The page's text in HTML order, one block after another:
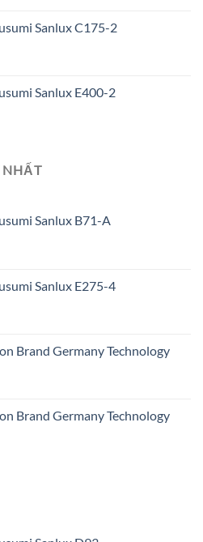
Sanlux C175-2
Sanlux E400-2
NHẤT
Sanlux B71-A
Sanlux E275-4
Brand Germany Technology
Brand Germany Technology